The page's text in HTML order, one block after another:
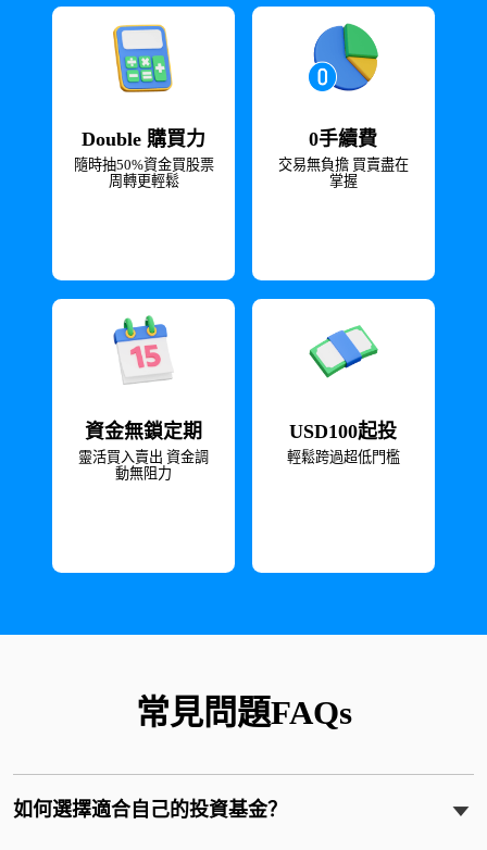
Double 購買力
隨時抽50%資金買股票
周轉更輕鬆
0手續費
交易無負擔 買賣盡在
掌握
資金無鎖定期
靈活買入賣出 資金調
動無阻力
USD100起投
輕鬆跨過超低門檻
常見問題FAQs
如何選擇適合自己的投資基金？